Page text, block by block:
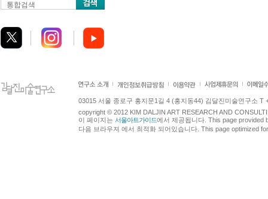
통합검색
03015 서울 종로구 홍지문1길 4 (홍지동44) 김달진미술연구소 T
copyright © 2012 KIM DALJIN ART RESEARCH AND
이 페이지는 서울아트가이드에서 제공됩니다. This page provided
다음 브라우져 에서 최적화 되어있습니다. This page optimized